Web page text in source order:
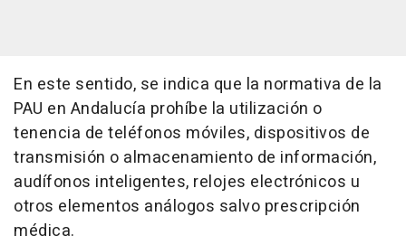
En este sentido, se indica que la normativa de la
PAU en Andalucía prohíbe la utilización o
tenencia de teléfonos móviles, dispositivos de
transmisión o almacenamiento de información,
audífonos inteligentes, relojes electrónicos u
otros elementos análogos salvo prescripción
médica.